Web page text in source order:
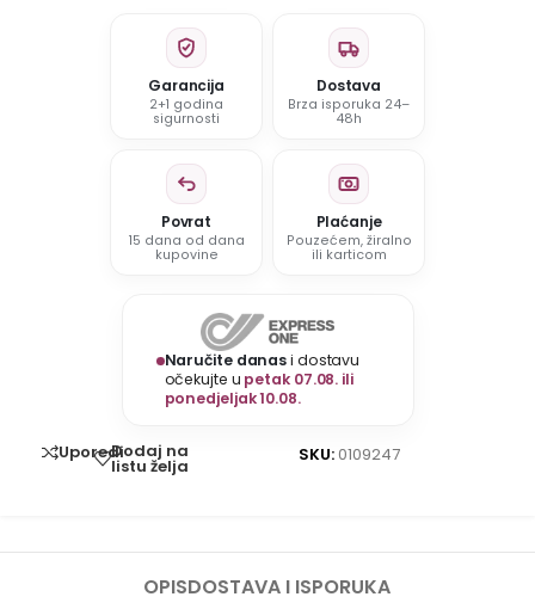
Garancija
2+1 godina
sigurnosti
Dostava
Brza isporuka 24–
48h
Povrat
15 dana od dana
kupovine
Plaćanje
Pouzećem, žiralno
ili karticom
Naručite danasi dostavu
očekujte u petak 07.08. ili
ponedjeljak 10.08.
UporediDodaj na
listu želja
SKU: 0109247
OPISDOSTAVA I ISPORUKA